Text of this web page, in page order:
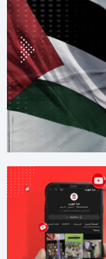
تمهيدًا لوقف
الأعمال طارق